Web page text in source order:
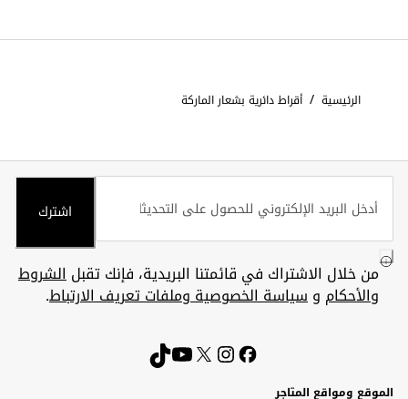
الرئيسية / أقراط دائرية بشعار الماركة
اشترك
من خلال الاشتراك في قائمتنا البريدية، فإنك تقبلالشروط
والأحكام وسياسة الخصوصية وملفات تعريف الارتباط.
الموقع ومواقع المتاجر